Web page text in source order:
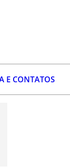
E CONTATOS